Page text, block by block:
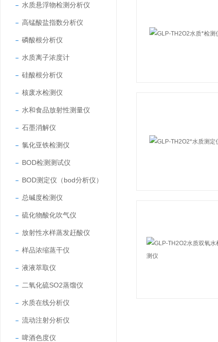
水质悬浮物检测分析仪
高锰酸盐指数分析仪
磷酸根分析仪
水质离子浓度计
硅酸根分析仪
核废水检测仪
水和食品放射性测量仪
石墨消解仪
氯化亚铁检测仪
BOD检测测试仪
BOD测定仪（bod分析仪）
总碱度检测仪
硫化物酸化吹气仪
放射性水样蒸发赶酸仪
样品浓缩蒸干仪
液液萃取仪
二氧化硫SO2蒸馏仪
水质在线分析仪
流动注射分析仪
啤酒色度仪